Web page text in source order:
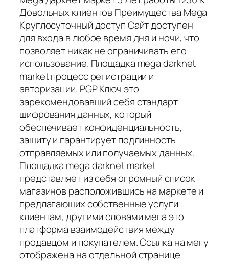
Довольных клиентов Преимущества Mega
Круглосуточный доступ Сайт доступен
для входа в любое время дня и ночи, что
позволяет никак не ограничивать его
использование. Площадка mega darknet
market процесс регистрации и
авторизации. PGP Ключ это
зарекомендовавший себя стандарт
шифрования данных, который
обеспечивает конфиденциальность,
защиту и гарантирует подлинность
отправляемых или получаемых данных.
Площадка mega darknet market
представляет из себя огромный список
магазинов расположившись на маркете и
предлагающих собственные услуги
клиентам, другими словами мега это
платформа взаимодействия между
продавцом и покупателем. Ссылка на мегу
отображена на отдельной странице